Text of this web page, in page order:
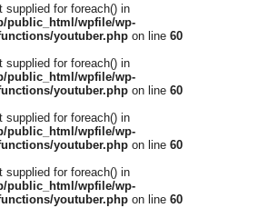
supplied for foreach() in
public_html/wpfile/wp-
youtuber.php on line 60
supplied for foreach() in
public_html/wpfile/wp-
youtuber.php on line 60
supplied for foreach() in
public_html/wpfile/wp-
youtuber.php on line 60
supplied for foreach() in
public_html/wpfile/wp-
youtuber.php on line 60